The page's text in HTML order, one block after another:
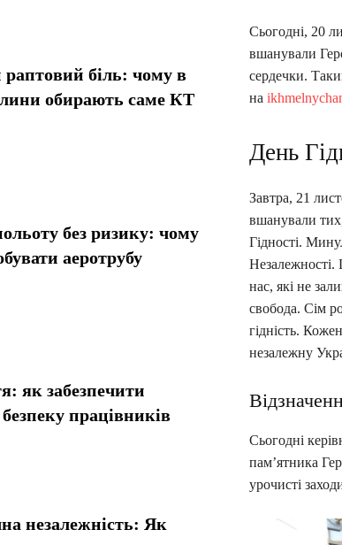
біль: чому в
обирають саме КТ
без ризику: чому
аеротрубу
як забезпечити
працівників
незалежність: Як
Сьогодні, 20
вшанували
сердечки.
на
День
Завтра, 21
вшанували
Гідності.
Незалежності.
нас, які не
свобода. Сім
гідність.
незалежну
Сьогодні
пам’ятника
урочисті